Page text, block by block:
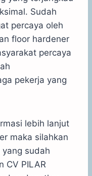
Sudah
percaya oleh
floor hardener
percaya
pekerja yang
lebih lanjut
maka silahkan
sudah
CV PILAR